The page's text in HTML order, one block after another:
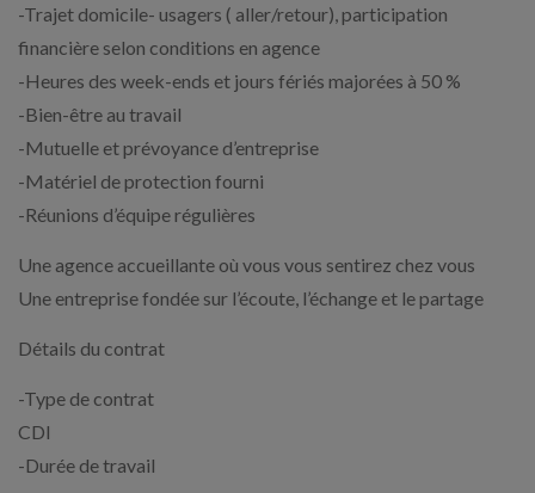
-Trajet domicile- usagers ( aller/retour), participation
financière selon conditions en agence
-Heures des week-ends et jours fériés majorées à 50 %
-Bien-être au travail
-Mutuelle et prévoyance d’entreprise
-Matériel de protection fourni
-Réunions d’équipe régulières
Une agence accueillante où vous vous sentirez chez vous
Une entreprise fondée sur l’écoute, l’échange et le partage
Détails du contrat
-Type de contrat
CDI
-Durée de travail